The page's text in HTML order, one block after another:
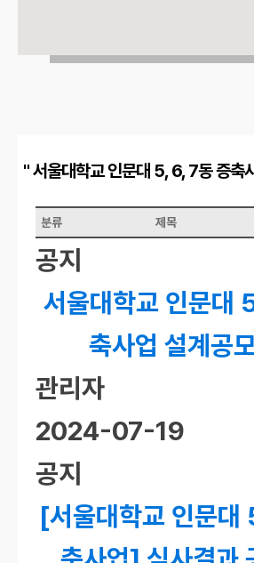
"서울대학교 인문대 5, 6, 7동 증축
분류 제목
공지
서울대학교 인문대
축사업 설계공
관리자
2024-07-19
공지
[서울대학교 인문대